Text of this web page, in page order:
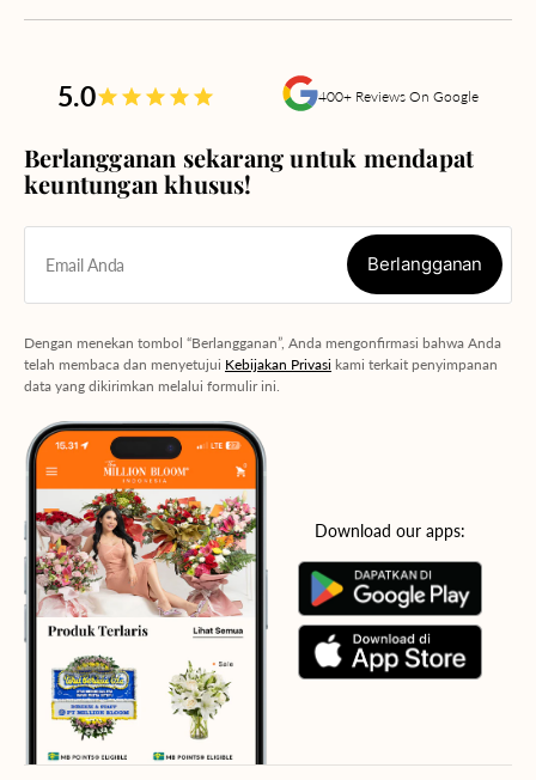
5.0 400+ Reviews On Google
Berlangganan sekarang untuk mendapat
keuntungan khusus!
Email Anda Berlangganan
Dengan menekan tombol “Berlangganan”, Anda mengonfirmasi bahwa Anda
telah membaca dan menyetujui Kebijakan Privasi kami terkait penyimpanan
data yang dikirimkan melalui formulir ini.
Download our apps: